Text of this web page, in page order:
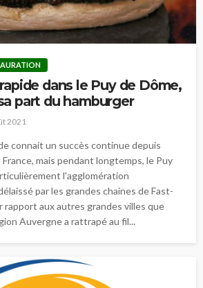
dans le Puy de Dôme,
part du hamburger
2021
connait un succès continue depuis
mais pendant longtemps, le Puy
l'agglomération
par les grandes chaines de Fast-
rapport aux autres grandes villes que
Auvergne a rattrapé au fil...